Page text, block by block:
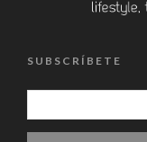
SUBSCRÍBETE